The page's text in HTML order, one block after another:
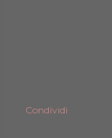
Condividi